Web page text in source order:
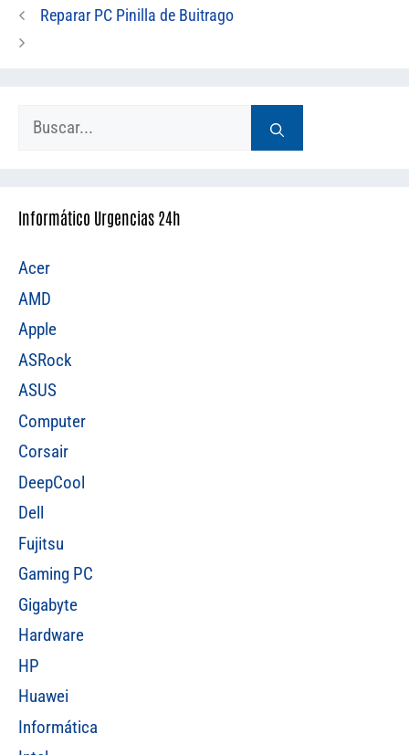
Reparar PC Pinilla de Buitrago
Informático Urgencias 24h
Acer
AMD
Apple
ASRock
ASUS
Computer
Corsair
DeepCool
Dell
Fujitsu
Gaming PC
Gigabyte
Hardware
HP
Huawei
Informática